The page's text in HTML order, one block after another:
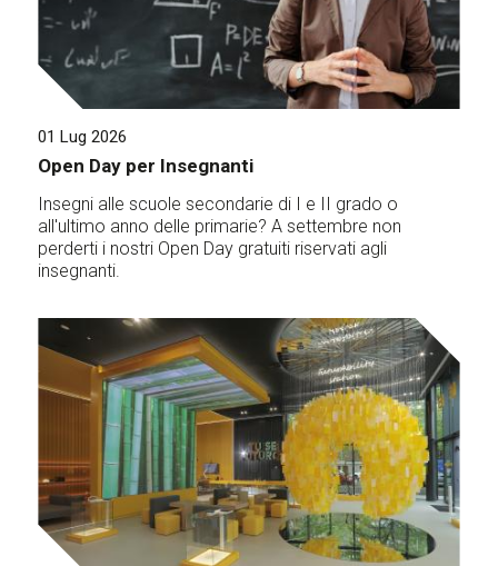
01 Lug 2026
Open Day per Insegnanti
Insegni alle scuole secondarie di I e II grado o
all'ultimo anno delle primarie? A settembre non
perderti i nostri Open Day gratuiti riservati agli
insegnanti.